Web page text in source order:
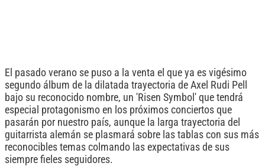
El pasado verano se puso a la venta el que ya es vigésimo
segundo álbum de la dilatada trayectoria de Axel Rudi Pell
bajo su reconocido nombre, un 'Risen Symbol' que tendrá
especial protagonismo en los próximos conciertos que
pasarán por nuestro país, aunque la larga trayectoria del
guitarrista alemán se plasmará sobre las tablas con sus más
reconocibles temas colmando las expectativas de sus
siempre fieles seguidores.